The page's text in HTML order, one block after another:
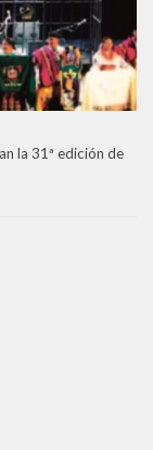
la 31ª edición de